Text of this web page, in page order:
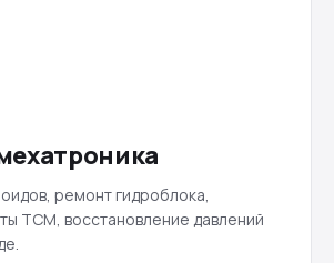
ремонт гидроблока,
TCM, восстановление давлений